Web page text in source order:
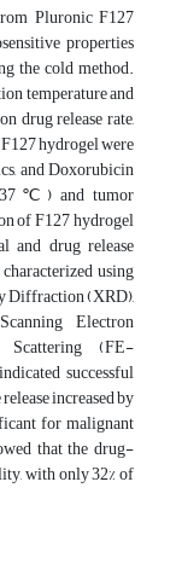
Pluronic F127
properties
the cold method.
temperature and
drug release rate,
hydrogel were
and Doxorubicin
(37℃) and tumor
of F127 hydrogel
and drug release
using
Diffraction (XRD),
Electron
Scattering (FE-
successful
increased by
for malignant
that the drug-
with only 32% of